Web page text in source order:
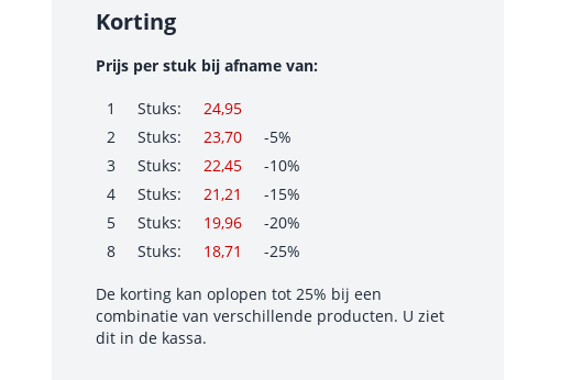
Korting
Prijs per stuk bij afname van:
1 Stuks:
24,95
2
Stuks: 23,70
-5%
3
Stuks: 22,45
-10%
4
Stuks: 21,21
-15%
5
Stuks: 19,96
-20%
8
Stuks: 18,71 -25%
De korting kan oplopen tot 25% bij een
combinatie van verschillende producten. U ziet
dit in de kassa.